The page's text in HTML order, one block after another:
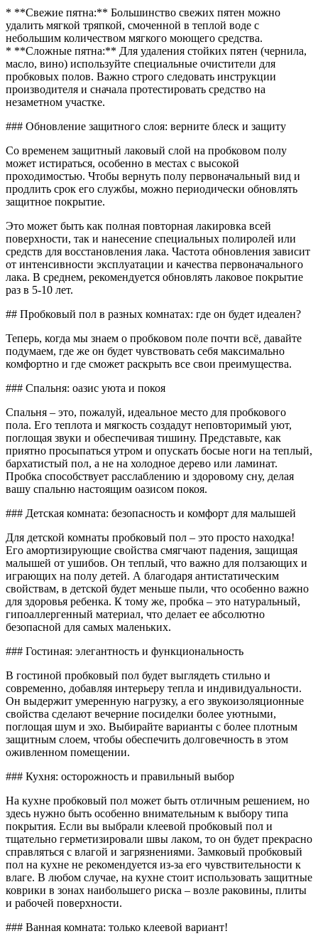
* **Свежие пятна:** Большинство свежих пятен можно
удалить мягкой тряпкой, смоченной в теплой воде с
небольшим количеством мягкого моющего средства.
* **Сложные пятна:** Для удаления стойких пятен (чернила,
масло, вино) используйте специальные очистители для
пробковых полов. Важно строго следовать инструкции
производителя и сначала протестировать средство на
незаметном участке.
### Обновление защитного слоя: верните блеск и защиту
Со временем защитный лаковый слой на пробковом полу
может истираться, особенно в местах с высокой
проходимостью. Чтобы вернуть полу первоначальный вид и
продлить срок его службы, можно периодически обновлять
защитное покрытие.
Это может быть как полная повторная лакировка всей
поверхности, так и нанесение специальных полиролей или
средств для восстановления лака. Частота обновления зависит
от интенсивности эксплуатации и качества первоначального
лака. В среднем, рекомендуется обновлять лаковое покрытие
раз в 5-10 лет.
## Пробковый пол в разных комнатах: где он будет идеален?
Теперь, когда мы знаем о пробковом поле почти всё, давайте
подумаем, где же он будет чувствовать себя максимально
комфортно и где сможет раскрыть все свои преимущества.
### Спальня: оазис уюта и покоя
Спальня – это, пожалуй, идеальное место для пробкового
пола. Его теплота и мягкость создадут неповторимый уют,
поглощая звуки и обеспечивая тишину. Представьте, как
приятно просыпаться утром и опускать босые ноги на теплый,
бархатистый пол, а не на холодное дерево или ламинат.
Пробка способствует расслаблению и здоровому сну, делая
вашу спальню настоящим оазисом покоя.
### Детская комната: безопасность и комфорт для малышей
Для детской комнаты пробковый пол – это просто находка!
Его амортизирующие свойства смягчают падения, защищая
малышей от ушибов. Он теплый, что важно для ползающих и
играющих на полу детей. А благодаря антистатическим
свойствам, в детской будет меньше пыли, что особенно важно
для здоровья ребенка. К тому же, пробка – это натуральный,
гипоаллергенный материал, что делает ее абсолютно
безопасной для самых маленьких.
### Гостиная: элегантность и функциональность
В гостиной пробковый пол будет выглядеть стильно и
современно, добавляя интерьеру тепла и индивидуальности.
Он выдержит умеренную нагрузку, а его звукоизоляционные
свойства сделают вечерние посиделки более уютными,
поглощая шум и эхо. Выбирайте варианты с более плотным
защитным слоем, чтобы обеспечить долговечность в этом
оживленном помещении.
### Кухня: осторожность и правильный выбор
На кухне пробковый пол может быть отличным решением, но
здесь нужно быть особенно внимательным к выбору типа
покрытия. Если вы выбрали клеевой пробковый пол и
тщательно герметизировали швы лаком, то он будет прекрасно
справляться с влагой и загрязнениями. Замковый пробковый
пол на кухне не рекомендуется из-за его чувствительности к
влаге. В любом случае, на кухне стоит использовать защитные
коврики в зонах наибольшего риска – возле раковины, плиты
и рабочей поверхности.
### Ванная комната: только клеевой вариант!